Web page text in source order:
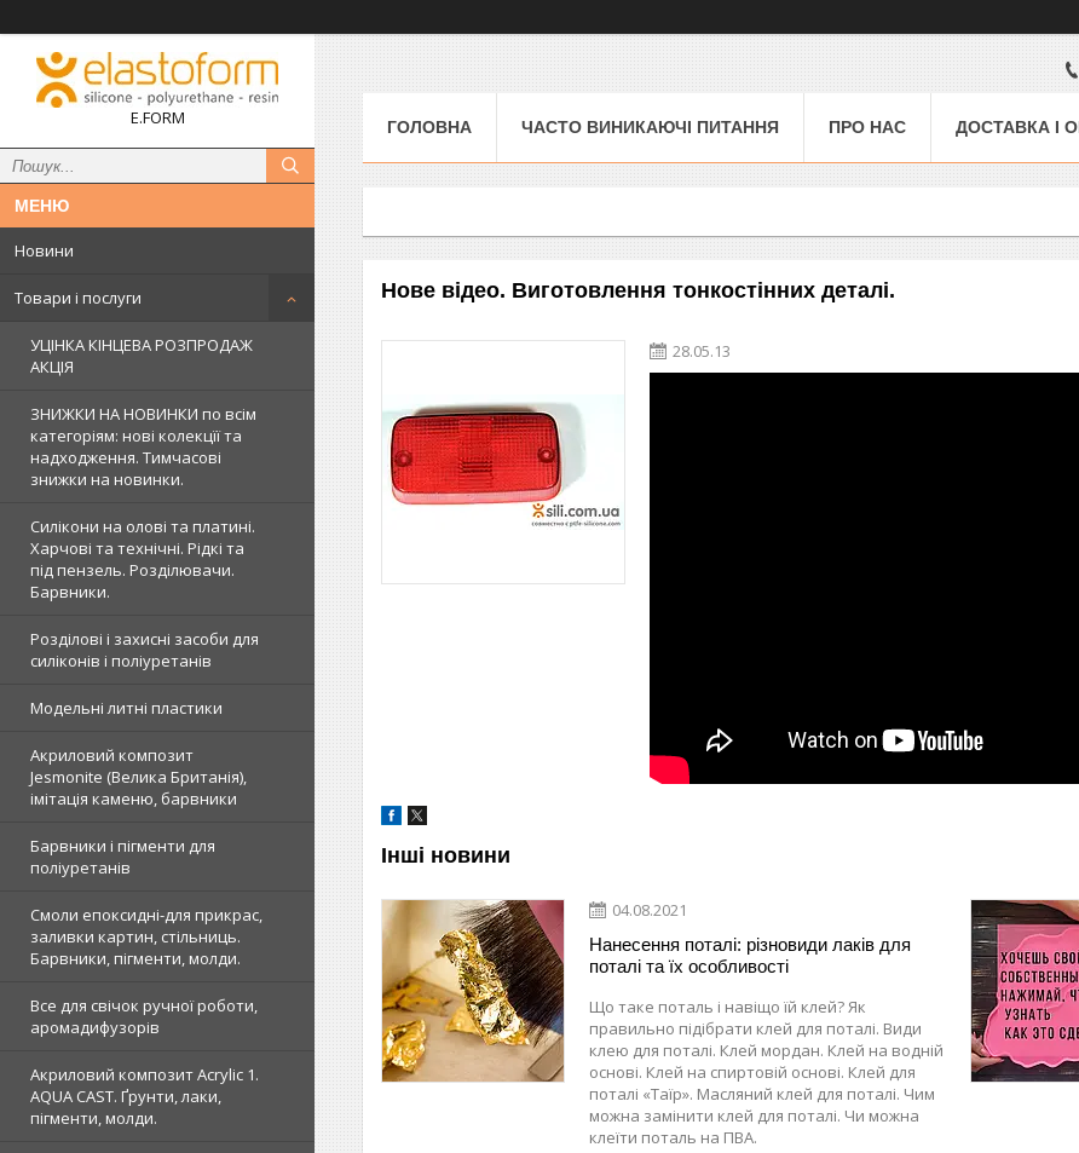
E.FORM
Новини
Товари і послуги
УЦІНКА КІНЦЕВА РОЗПРОДАЖ
АКЦІЯ
ЗНИЖКИ НА НОВИНКИ по всім
категоріям: нові колекцїї та
надходження. Тимчасові
знижки на новинки.
Силікони на олові та платині.
Харчові та технічні. Рідкі та
під пензель. Розділювачи.
Барвники.
Розділові і захисні засоби для
силіконів і поліуретанів
Модельні литні пластики
Акриловий композит
Jesmonite (Велика Британія),
імітація каменю, барвники
Барвники і пігменти для
поліуретанів
Смоли епоксидні-для прикрас,
заливки картин, стільниць.
Барвники, пігменти, молди.
Все для свічок ручної роботи,
аромадифузорів
Акриловий композит Acrylic 1.
AQUA CAST. Ґрунти, лаки,
пігменти, молди.
ГОЛОВНА ЧАСТО ВИНИКАЮЧІ ПИТАННЯ ПРО НАС ДОСТАВКА І
Нове відео. Виготовлення тонкостінних деталі.
28.05.13
Інші новини
04.08.2021
Нанесення поталі: різновиди лаків для
поталі та їх особливості
Що таке поталь і навіщо їй клей? Як
правильно підібрати клей для поталі. Види
клею для поталі. Клей мордан. Клей на водній
основі. Клей на спиртовій основі. Клей для
поталі «Таїр». Масляний клей для поталі. Чим
можна замінити клей для поталі. Чи можна
клеїти поталь на ПВА.